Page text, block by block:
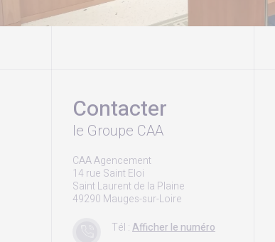
Contacter
le Groupe CAA
CAA Agencement
14 rue Saint Eloi
Saint Laurent de la Plaine
49290 Mauges-sur-Loire
Tél :Afficher le numéro